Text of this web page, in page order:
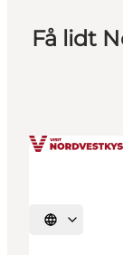
Få lidt
Vælg sprog